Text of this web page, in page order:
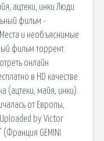
ацтеки, инки Люди
фильм -
и необъяснимые
фильм торрент.
онлайн
в HD качестве
(ацтеки, майя, инки).
от Европы,
by Victor
GEMINI